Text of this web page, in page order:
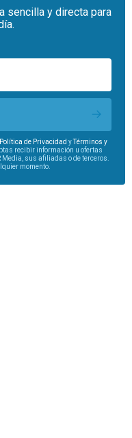
sencilla y directa para
Política de Privacidad yTérminos y
recibir información u ofertas
sus afiliadas o de terceros.
momento.